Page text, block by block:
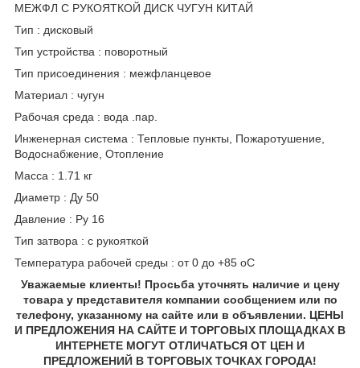
МЕЖФЛ С РУКОЯТКОЙ ДИСК ЧУГУН КИТАЙ
Тип : дисковый
Тип устройства : поворотный
Тип присоединения : межфланцевое
Материал : чугун
Рабочая среда : вода .пар.
Инженерная система : Тепловые пункты, Пожаротушение,
Водоснабжение, Отопление
Масса : 1.71 кг
Диаметр : Ду 50
Давление : Ру 16
Тип затвора : с рукояткой
Температура рабочей среды : от 0 до +85 oC
Уважаемые клиенты! Просьба уточнять наличие и цену
товара у представителя компании сообщением или по
телефону, указанному на сайте или в объявлении. ЦЕНЫ
И ПРЕДЛОЖЕНИЯ НА САЙТЕ И ТОРГОВЫХ ПЛОЩАДКАХ В
ИНТЕРНЕТЕ МОГУТ ОТЛИЧАТЬСЯ ОТ ЦЕН И
ПРЕДЛОЖЕНИЙ В ТОРГОВЫХ ТОЧКАХ ГОРОДА!